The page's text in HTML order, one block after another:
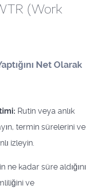
(Work
Net Olarak
Rutin veya anlık
termin sürelerini ve
izleyin.
ne kadar süre aldığını
ve